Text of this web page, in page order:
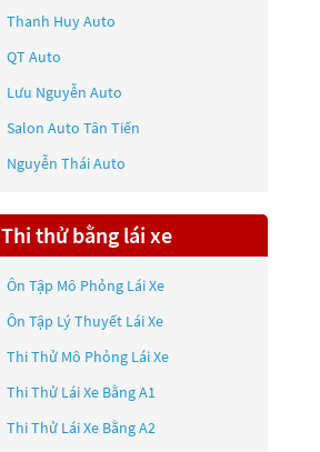
Thanh Huy Auto
QT Auto
Lưu Nguyễn Auto
Salon Auto Tân Tiến
Nguyễn Thái Auto
Thi thử bằng lái xe
Ôn Tập Mô Phỏng Lái Xe
Ôn Tập Lý Thuyết Lái Xe
Thi Thử Mô Phỏng Lái Xe
Thi Thử Lái Xe Bằng A1
Thi Thử Lái Xe Bằng A2